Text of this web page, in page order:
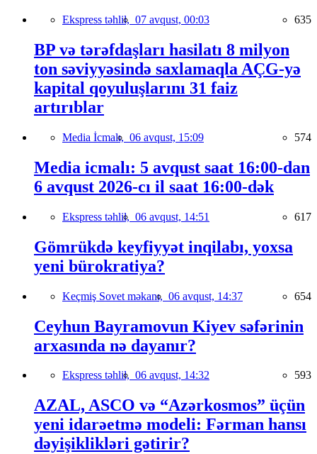
Ekspress təhlil, 07 avqust, 00:03 635
BP və tərəfdaşları hasilatı 8 milyon
ton səviyyəsində saxlamaqla AÇG-yə
kapital qoyuluşlarını 31 faiz
artırıblar
Media İcmalı, 06 avqust, 15:09 574
Media icmalı: 5 avqust saat 16:00-dan
6 avqust 2026-cı il saat 16:00-dək
Ekspress təhlil, 06 avqust, 14:51 617
Gömrükdə keyfiyyət inqilabı, yoxsa
yeni bürokratiya?
Keçmiş Sovet məkanı, 06 avqust, 14:37 654
Ceyhun Bayramovun Kiyev səfərinin
arxasında nə dayanır?
Ekspress təhlil, 06 avqust, 14:32 593
AZAL, ASCO və “Azərkosmos” üçün
yeni idarəetmə modeli: Fərman hansı
dəyişiklikləri gətirir?